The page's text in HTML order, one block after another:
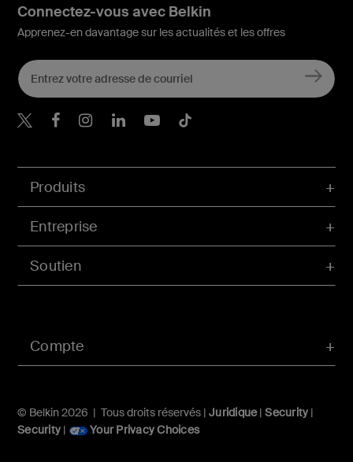
Compte
Produits
Entreprise
Soutien
© Belkin 2026 | Tous droits réservés | Juridique|Security |
Security | Your Privacy Choices
Connectez-vous avec Belkin
Apprenez-en davantage sur les actualités et les offres
Belkin Twitter
Belkin Facebook
Belkin Instagram
Belkin LinkedIn
Belkin Youtube
Belkin TikTok